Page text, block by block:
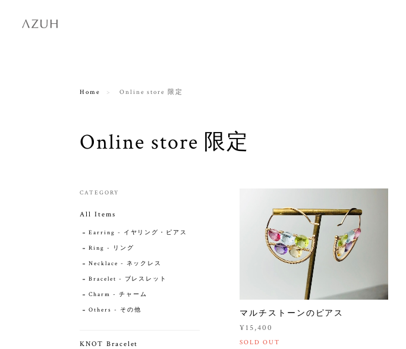
Home Online store 限定
Online store 限定
マルチストーンのピアス
¥15,400
SOLD OUT
CATEGORY
All Items
Earring - イヤリング・ピアス
Ring - リング
Necklace - ネックレス
Bracelet - ブレスレット
Charm - チャーム
Others - その他
KNOT Bracelet